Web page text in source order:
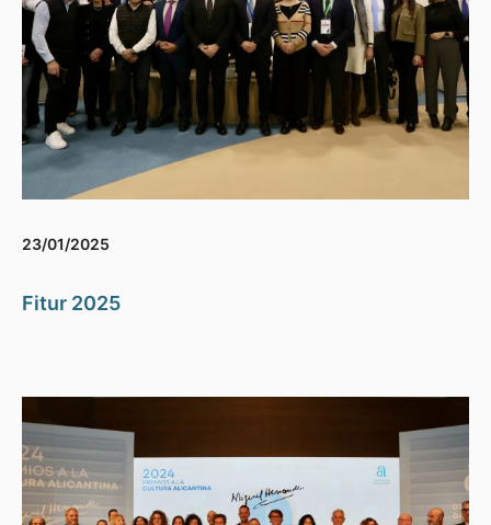
23/01/2025
Fitur 2025